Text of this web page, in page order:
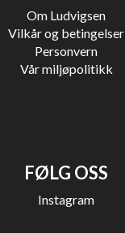
Om Ludvigsen
Vilkår og betingelser
Personvern
Vår miljøpolitikk
FØLG OSS
Instagram